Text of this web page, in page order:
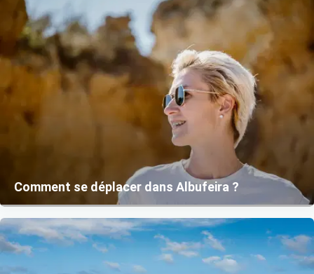
Comment se déplacer dans Albufeira ?